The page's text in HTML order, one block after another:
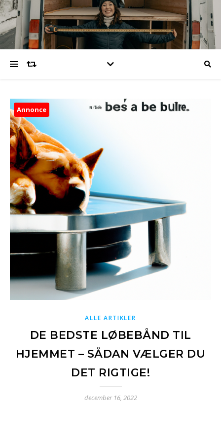
Annonce
ALLE ARTIKLER
DE BEDSTE LØBEBÅND TIL
HJEMMET – SÅDAN VÆLGER DU
DET RIGTIGE!
december 16, 2022